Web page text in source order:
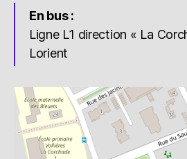
En bus :
Ligne L1 direction « La
Lorient